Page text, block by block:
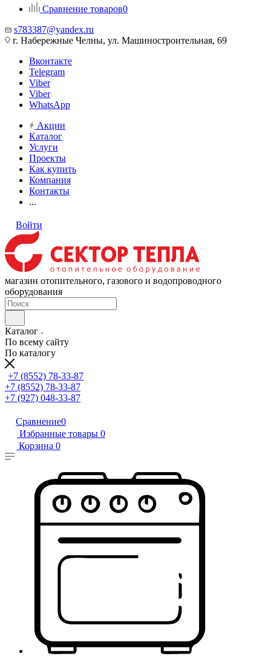
Сравнение товаров0
s783387@yandex.ru
г. Набережные Челны, ул. Машиностроительная, 69
Вконтакте
Telegram
Viber
Viber
WhatsApp
Акции
Каталог
Услуги
Проекты
Как купить
Компания
Контакты
...
Войти
магазин отопительного, газового и водопроводного
оборудования
Каталог
По всему сайту
По каталогу
+7 (8552) 78-33-87
+7 (8552) 78-33-87
+7 (927) 048-33-87
Сравнение0
Избранные товары 0
Корзина 0